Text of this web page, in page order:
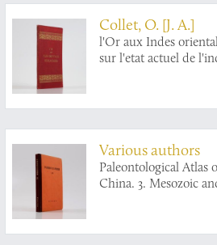
Collet, O. [J. A.]
l'Or aux Indes
sur l'etat actuel de
Various authors
Paleontological Atlas
China. 3. Mesozoic